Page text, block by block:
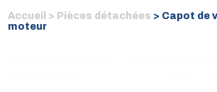
Accueil > Pièces détachées > Capot de
moteur